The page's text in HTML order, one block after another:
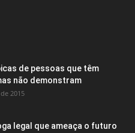
de pessoas que têm
não demonstram
2015
legal que ameaça o futuro